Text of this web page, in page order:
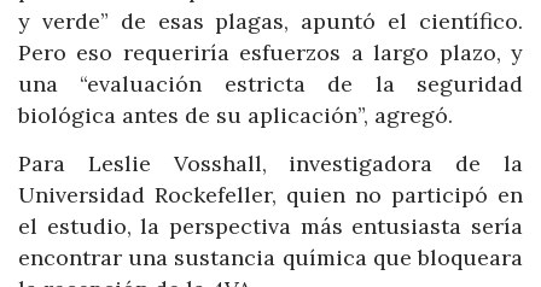
y verde” de esas plagas, apuntó el científico.
Pero eso requeriría esfuerzos a largo plazo, y
una “evaluación estricta de la seguridad
biológica antes de su aplicación”, agregó.
Para Leslie Vosshall, investigadora de la
Universidad Rockefeller, quien no participó en
el estudio, la perspectiva más entusiasta sería
encontrar una sustancia química que bloqueara